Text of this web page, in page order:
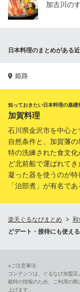
加古川の
日本料理のまとめがある
姫路
知っておきたい日本料理の基礎
加賀料理
石川県金沢市を中心
自然条件と、加賀藩
特の洗練された食文
ど北前船で運ばれて
凝った器を使うのが
「治部煮」が有名であ
楽天ぐるなびまとめ 和
どデート・接待にも使え
※ご注意事項
コンテンツは、ぐるなび加盟
載時の情報のため、ご利用の際
上げます。